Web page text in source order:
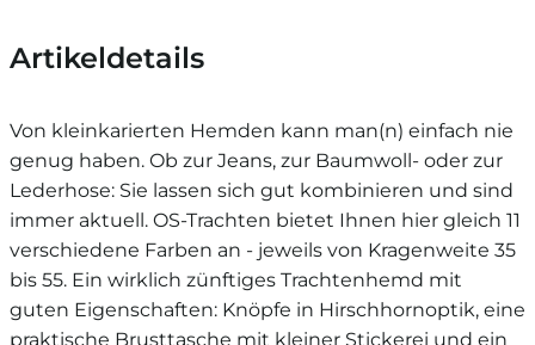
Artikeldetails
Von kleinkarierten Hemden kann man(n) einfach nie
genug haben. Ob zur Jeans, zur Baumwoll- oder zur
Lederhose: Sie lassen sich gut kombinieren und sind
immer aktuell. OS-Trachten bietet Ihnen hier gleich 11
verschiedene Farben an - jeweils von Kragenweite 35
bis 55. Ein wirklich zünftiges Trachtenhemd mit
guten Eigenschaften: Knöpfe in Hirschhornoptik, eine
praktische Brusttasche mit kleiner Stickerei und ein